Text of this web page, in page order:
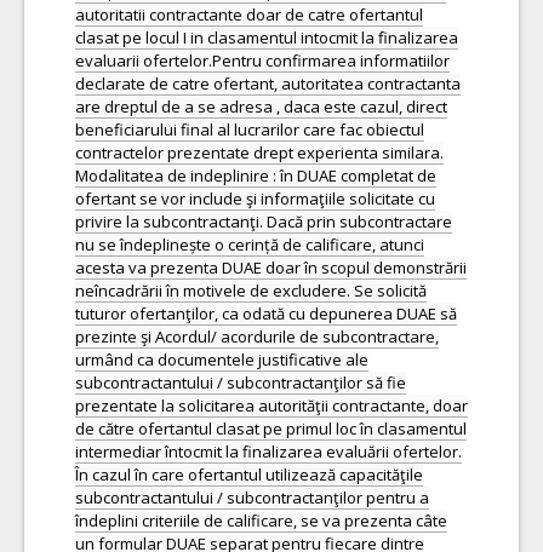
autoritatii contractante doar de catre ofertantul
clasat pe locul I in clasamentul intocmit la finalizarea
evaluarii ofertelor.Pentru confirmarea informatiilor
declarate de catre ofertant, autoritatea contractanta
are dreptul de a se adresa , daca este cazul, direct
beneficiarului final al lucrarilor care fac obiectul
contractelor prezentate drept experienta similara.
Modalitatea de indeplinire : în DUAE completat de
ofertant se vor include şi informaţiile solicitate cu
privire la subcontractanţi. Dacă prin subcontractare
nu se îndeplinește o cerință de calificare, atunci
acesta va prezenta DUAE doar în scopul demonstrării
neîncadrării în motivele de excludere. Se solicită
tuturor ofertanţilor, ca odată cu depunerea DUAE să
prezinte şi Acordul/ acordurile de subcontractare,
urmând ca documentele justificative ale
subcontractantului / subcontractanţilor să fie
prezentate la solicitarea autorităţii contractante, doar
de către ofertantul clasat pe primul loc în clasamentul
intermediar întocmit la finalizarea evaluării ofertelor.
În cazul în care ofertantul utilizează capacităţile
subcontractantului / subcontractanţilor pentru a
îndeplini criteriile de calificare, se va prezenta câte
un formular DUAE separat pentru fiecare dintre